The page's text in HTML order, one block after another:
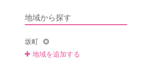
地域から探す
坂町
地域を追加する